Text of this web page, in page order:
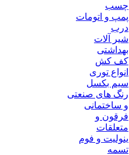
چسب
پمپ و اتومات
درب
شیر آلات
بهداشتی
کف کش
انواع توری
سیم بکسل
رنگ های صنعتی
و ساختمانی
فرقون و
متعلقات
ینولیت و فوم
تسمه